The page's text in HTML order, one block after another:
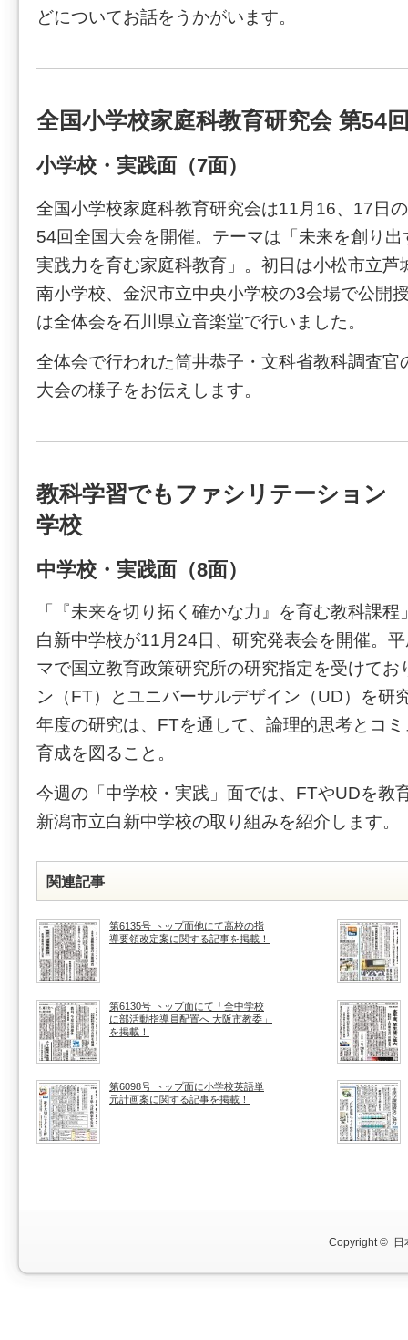
どについてお話をうかがいます。
全国小学校家庭科教育研究会 第54
小学校・実践面（7面）
全国小学校家庭科教育研究会は11月16、17日
54回全国大会を開催。テーマは「未来を創り
実践力を育む家庭科教育」。初日は小松市立芦
南小学校、金沢市立中央小学校の3会場で公開
は全体会を石川県立音楽堂で行いました。
全体会で行われた筒井恭子・文科省教科調査官
大会の様子をお伝えします。
教科学習でもファシリテーション
学校
中学校・実践面（8面）
「『未来を切り拓く確かな力』を育む教科課
白新中学校が11月24日、研究発表会を開催。
マで国立教育政策研究所の研究指定を受けてお
ン（FT）とユニバーサルデザイン（UD）を研
年度の研究は、FTを通して、論理的思考とコ
育成を図ること。
今週の「中学校・実践」面では、FTやUDを教
新潟市立白新中学校の取り組みを紹介します。
関連記事
第6135号 トップ面他にて高校の指
導要領改定案に関する記事を掲載！
第6130号 トップ面にて「全中学校
に部活動指導員配置へ 大阪市教委」
を掲載！
第6098号 トップ面に小学校英語単
元計画案に関する記事を掲載！
Copyright © 日